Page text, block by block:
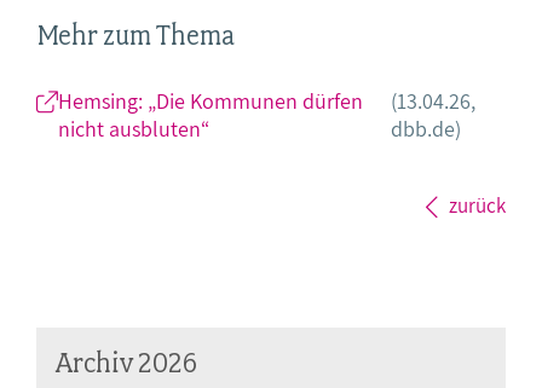
Mehr zum Thema
Hemsing: „Die Kommunen dürfen
nicht ausbluten“
(13.04.26,
dbb.de)
zurück
Archiv 2026